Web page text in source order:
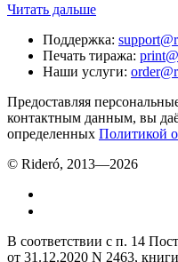
Читать дальше
Поддержка:
Печать тиража:
Наши услуги:
Предоставляя
контактным данным, вы
определенных Политикой
© Rideró, 2013—2026
В соответствии с п. 14
от 31.12.2020 N 2463,